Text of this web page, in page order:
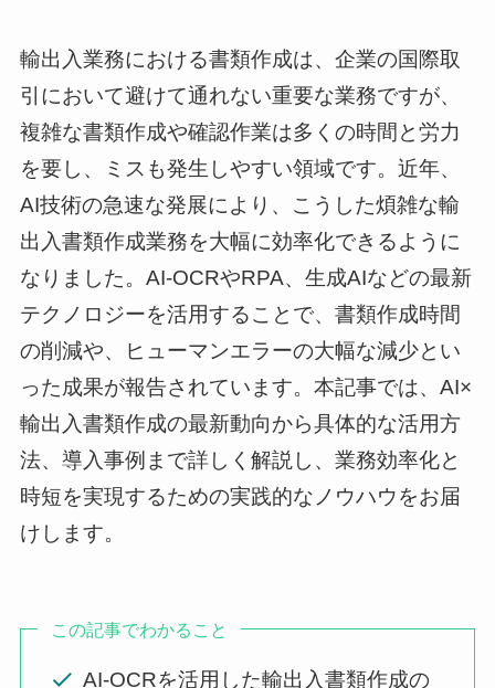
輸出入業務における書類作成は、企業の国際取
引において避けて通れない重要な業務ですが、
複雑な書類作成や確認作業は多くの時間と労力
を要し、ミスも発生しやすい領域です。近年、
AI技術の急速な発展により、こうした煩雑な輸
出入書類作成業務を大幅に効率化できるように
なりました。AI-OCRやRPA、生成AIなどの最新
テクノロジーを活用することで、書類作成時間
の削減や、ヒューマンエラーの大幅な減少とい
った成果が報告されています。本記事では、AI×
輸出入書類作成の最新動向から具体的な活用方
法、導入事例まで詳しく解説し、業務効率化と
時短を実現するための実践的なノウハウをお届
けします。
この記事でわかること
AI-OCRを活用した輸出入書類作成の